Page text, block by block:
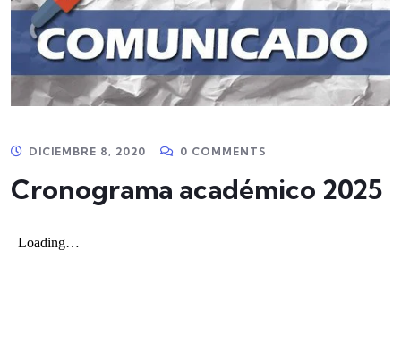
DICIEMBRE 8, 2020 0 COMMENTS
Cronograma académico 2025